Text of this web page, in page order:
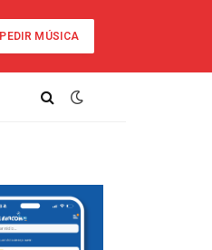
PEDIR MÚSICA